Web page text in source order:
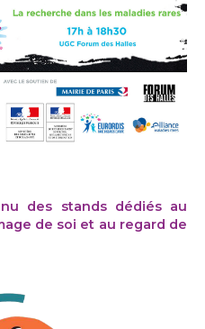
des stands dédiés au
de soi et au regard de